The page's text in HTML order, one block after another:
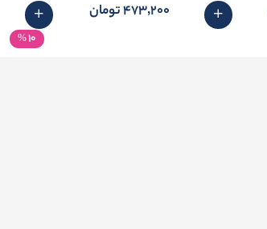
473٬200 تومان
10
%